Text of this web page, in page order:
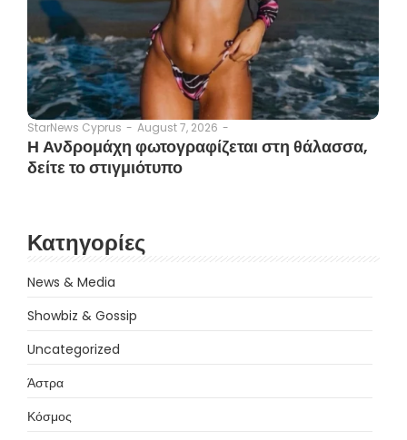
StarNews Cyprus - August 7, 2026 -
Η Ανδρομάχη φωτογραφίζεται στη θάλασσα,
δείτε το στιγμιότυπο
Κατηγορίες
News & Media
Showbiz & Gossip
Uncategorized
Άστρα
Κόσμος